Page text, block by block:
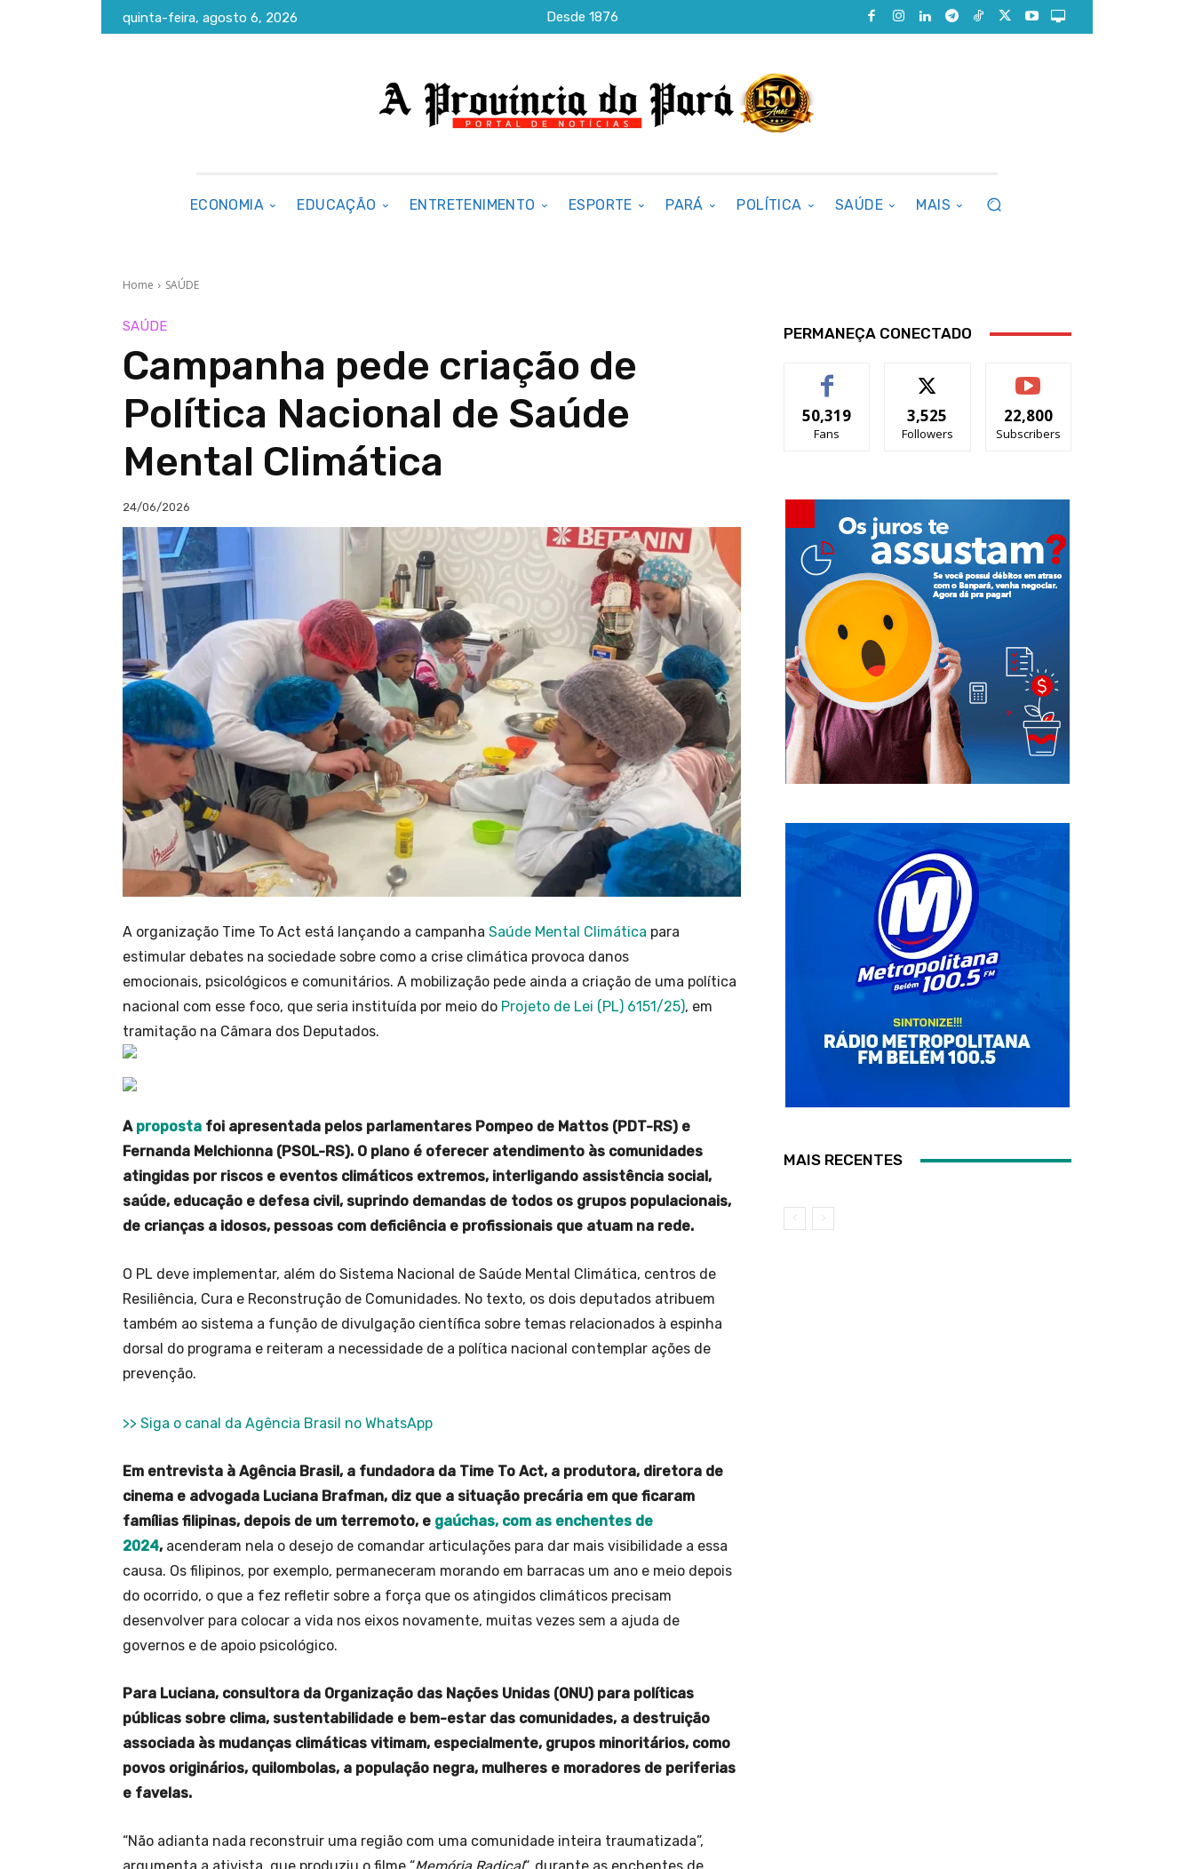
quinta-feira, agosto 6, 2026 Desde 1876
ECONOMIA EDUCAÇÃO ENTRETENIMENTO ESPORTE PARÁ POLÍTICA SAÚDE MAIS
Home SAÚDE
SAÚDE
Campanha pede criação de
Política Nacional de Saúde
Mental Climática
24/06/2026
A organização Time To Act está lançando a campanha Saúde Mental Climática para
estimular debates na sociedade sobre como a crise climática provoca danos
emocionais, psicológicos e comunitários. A mobilização pede ainda a criação de uma política
nacional com esse foco, que seria instituída por meio do Projeto de Lei (PL) 6151/25), em
tramitação na Câmara dos Deputados.
A proposta foi apresentada pelos parlamentares Pompeo de Mattos (PDT-RS) e
Fernanda Melchionna (PSOL-RS). O plano é oferecer atendimento às comunidades
atingidas por riscos e eventos climáticos extremos, interligando assistência social,
saúde, educação e defesa civil, suprindo demandas de todos os grupos populacionais,
de crianças a idosos, pessoas com deficiência e profissionais que atuam na rede.
O PL deve implementar, além do Sistema Nacional de Saúde Mental Climática, centros de
Resiliência, Cura e Reconstrução de Comunidades. No texto, os dois deputados atribuem
também ao sistema a função de divulgação científica sobre temas relacionados à espinha
dorsal do programa e reiteram a necessidade de a política nacional contemplar ações de
prevenção.
>> Siga o canal da Agência Brasil no WhatsApp
Em entrevista à Agência Brasil, a fundadora da Time To Act, a produtora, diretora de
cinema e advogada Luciana Brafman, diz que a situação precária em que ficaram
famílias filipinas, depois de um terremoto, e gaúchas, com as enchentes de
2024, acenderam nela o desejo de comandar articulações para dar mais visibilidade a essa
causa. Os filipinos, por exemplo, permaneceram morando em barracas um ano e meio depois
do ocorrido, o que a fez refletir sobre a força que os atingidos climáticos precisam
desenvolver para colocar a vida nos eixos novamente, muitas vezes sem a ajuda de
governos e de apoio psicológico.
Para Luciana, consultora da Organização das Nações Unidas (ONU) para políticas
públicas sobre clima, sustentabilidade e bem-estar das comunidades, a destruição
associada às mudanças climáticas vitimam, especialmente, grupos minoritários, como
povos originários, quilombolas, a população negra, mulheres e moradores de periferias
e favelas.
“Não adianta nada reconstruir uma região com uma comunidade inteira traumatizada”,
PERMANEÇA CONECTADO
50,319
Fans
3,525
Followers
22,800
Subscribers
MAIS RECENTES